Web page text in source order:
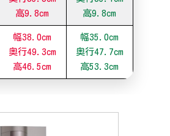
高9.8cm
高9.8cm
幅38.0cm
奥行49.3cm
高46.5cm
幅35.0cm
奥行47.7cm
高53.3cm